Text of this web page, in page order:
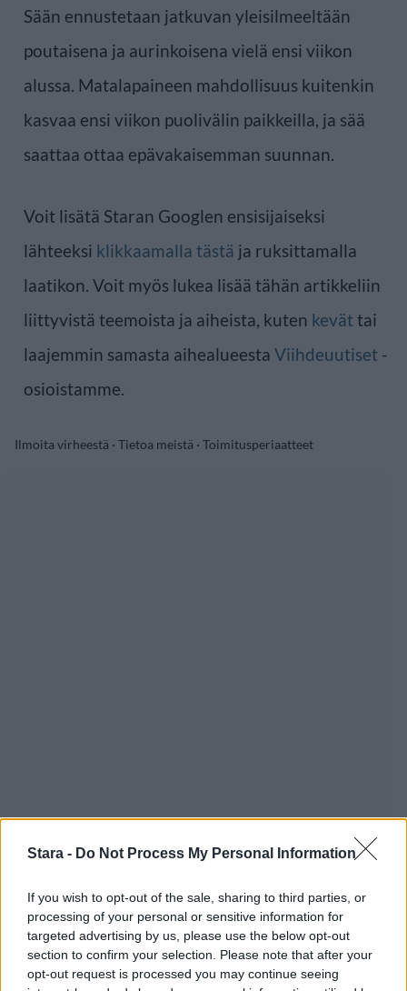
Stara - Do Not Process My Personal Information
If you wish to opt-out of the sale, sharing to third parties, or
processing of your personal or sensitive information for
targeted advertising by us, please use the below opt-out
section to confirm your selection. Please note that after your
opt-out request is processed you may continue seeing
Sään ennustetaan jatkuvan yleisilmeeltään
poutaisena ja aurinkoisena vielä ensi viikon
alussa. Matalapaineen mahdollisuus kuitenkin
kasvaa ensi viikon puolivälin paikkeilla, ja sää
saattaa ottaa epävakaisemman suunnan.
Voit lisätä Staran Googlen ensisijaiseksi
lähteeksi klikkaamalla tästä ja ruksittamalla
laatikon. Voit myös lukea lisää tähän artikkeliin
liittyvistä teemoista ja aiheista, kuten kevättai
laajemmin samasta aihealueesta Viihdeuutiset -
osioistamme.
Ilmoita virheestä · Tietoa meistä · Toimitusperiaatteet